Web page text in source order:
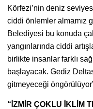
Körfezi’nin deniz
ciddi önlemler almamız
Belediyesi bu konuda
yangınlarında ciddi
birlikte insanlar farklı
başlayacak. Gediz
gitmeyeceği
“İZMİR ÇOKLU İKLİM